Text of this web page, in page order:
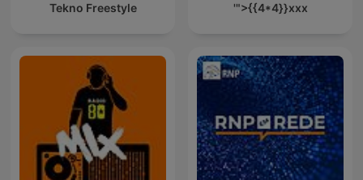
Tekno Freestyle '">{{4*4}}xxx